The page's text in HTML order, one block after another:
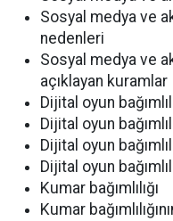
Sosyal medya ve
nedenleri
Sosyal medya ve
açıklayan kuramlar
Dijital oyun
Dijital oyun
Dijital oyun
Dijital oyun
Kumar bağımlılığı
Kumar